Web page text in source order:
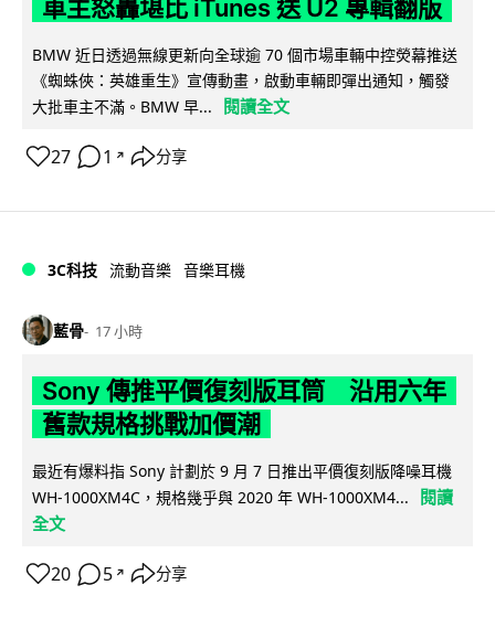
車主怒轟堪比 iTunes 送 U2 專輯翻版
BMW 近日透過無線更新向全球逾 70 個市場車輛中控熒幕推送
《蜘蛛俠：英雄重生》宣傳動畫，啟動車輛即彈出通知，觸發
大批車主不滿。BMW 早...
閱讀全文
27 1 ↗ 分享
3C科技 流動音樂 音樂耳機
藍骨 17 小時
Sony 傳推平價復刻版耳筒 沿用六年
舊款規格挑戰加價潮
最近有爆料指 Sony 計劃於 9 月 7 日推出平價復刻版降噪耳機
WH-1000XM4C，規格幾乎與 2020 年 WH-1000XM4...
閱讀
全文
20 5 ↗ 分享